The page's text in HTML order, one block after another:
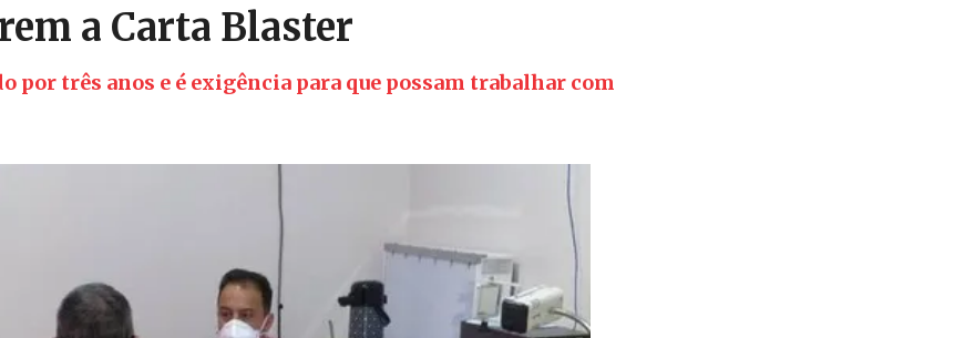
a Carta Blaster
por três anos e é exigência para que possam trabalhar com